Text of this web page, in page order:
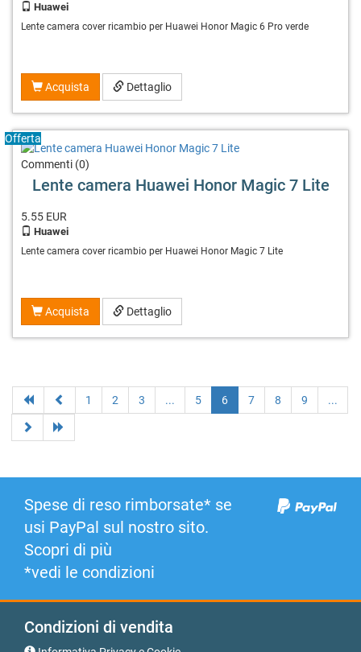
Huawei
Lente camera cover ricambio per Huawei Honor Magic 6 Pro verde
Acquista Dettaglio
Offerta
Commenti (0)
Lente camera Huawei Honor Magic 7 Lite
5.55 EUR
Huawei
Lente camera cover ricambio per Huawei Honor Magic 7 Lite
Acquista Dettaglio
1 2 3 ... 5 6 7 8 9 ...
Spese di reso rimborsate* se
usi PayPal sul nostro sito.
Scopri di più
*vedi le condizioni
Condizioni di vendita